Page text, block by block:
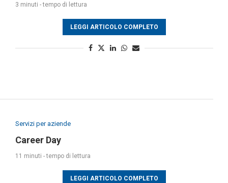
3 minuti - tempo di lettura
LEGGI ARTICOLO COMPLETO
Servizi per aziende
Career Day
11 minuti - tempo di lettura
LEGGI ARTICOLO COMPLETO